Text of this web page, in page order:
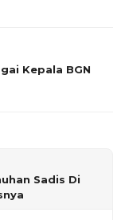
Kepala BGN
Sadis Di